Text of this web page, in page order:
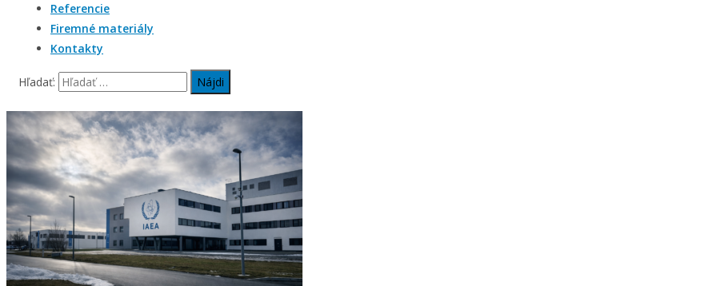
Referencie
Firemné materiály
Kontakty
Hľadať: